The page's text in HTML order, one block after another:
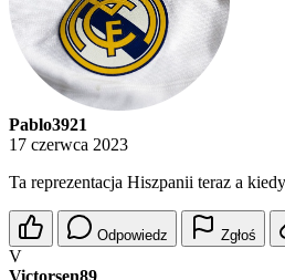
Pablo3921
17 czerwca 2023
Ta reprezentacja Hiszpanii teraz a
Odpowiedz Zgłoś
V
Victorsen89